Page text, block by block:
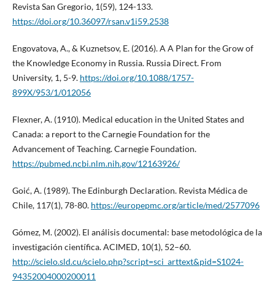
Revista San Gregorio, 1(59), 124-133.
https://doi.org/10.36097/rsan.v1i59.2538
Engovatova, A., & Kuznetsov, E. (2016). A A Plan for the Grow of
the Knowledge Economy in Russia. Russia Direct. From
University, 1, 5-9. https://doi.org/10.1088/1757-
899X/953/1/012056
Flexner, A. (1910). Medical education in the United States and
Canada: a report to the Carnegie Foundation for the
Advancement of Teaching. Carnegie Foundation.
https://pubmed.ncbi.nlm.nih.gov/12163926/
Goić, A. (1989). The Edinburgh Declaration. Revista Médica de
Chile, 117(1), 78-80. https://europepmc.org/article/med/2577096
Gómez, M. (2002). El análisis documental: base metodológica de la
investigación científica. ACIMED, 10(1), 52–60.
http://scielo.sld.cu/scielo.php?script=sci_arttext&pid=S1024-
94352004000200011